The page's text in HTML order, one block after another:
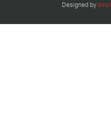
Designed by sinci